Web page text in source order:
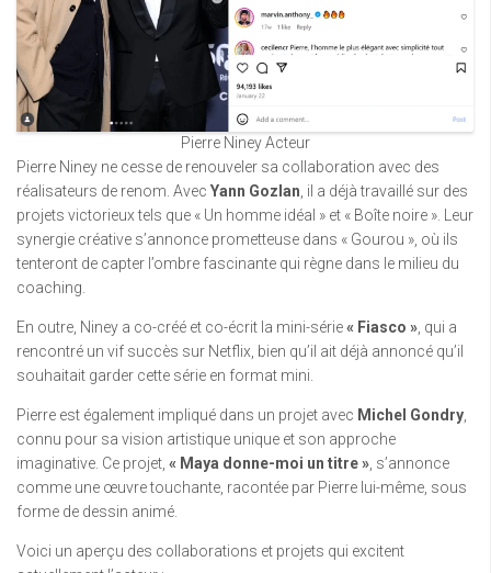
Pierre Niney Acteur
Pierre Niney ne cesse de renouveler sa collaboration avec des
réalisateurs de renom. Avec Yann Gozlan, il a déjà travaillé sur des
projets victorieux tels que « Un homme idéal » et « Boîte noire ». Leur
synergie créative s’annonce prometteuse dans « Gourou », où ils
tenteront de capter l’ombre fascinante qui règne dans le milieu du
coaching.
En outre, Niney a co-créé et co-écrit la mini-série« Fiasco », qui a
rencontré un vif succès sur Netflix, bien qu’il ait déjà annoncé qu’il
souhaitait garder cette série en format mini.
Pierre est également impliqué dans un projet avec Michel Gondry,
connu pour sa vision artistique unique et son approche
imaginative. Ce projet, « Maya donne-moi un titre », s’annonce
comme une œuvre touchante, racontée par Pierre lui-même, sous
forme de dessin animé.
Voici un aperçu des collaborations et projets qui excitent